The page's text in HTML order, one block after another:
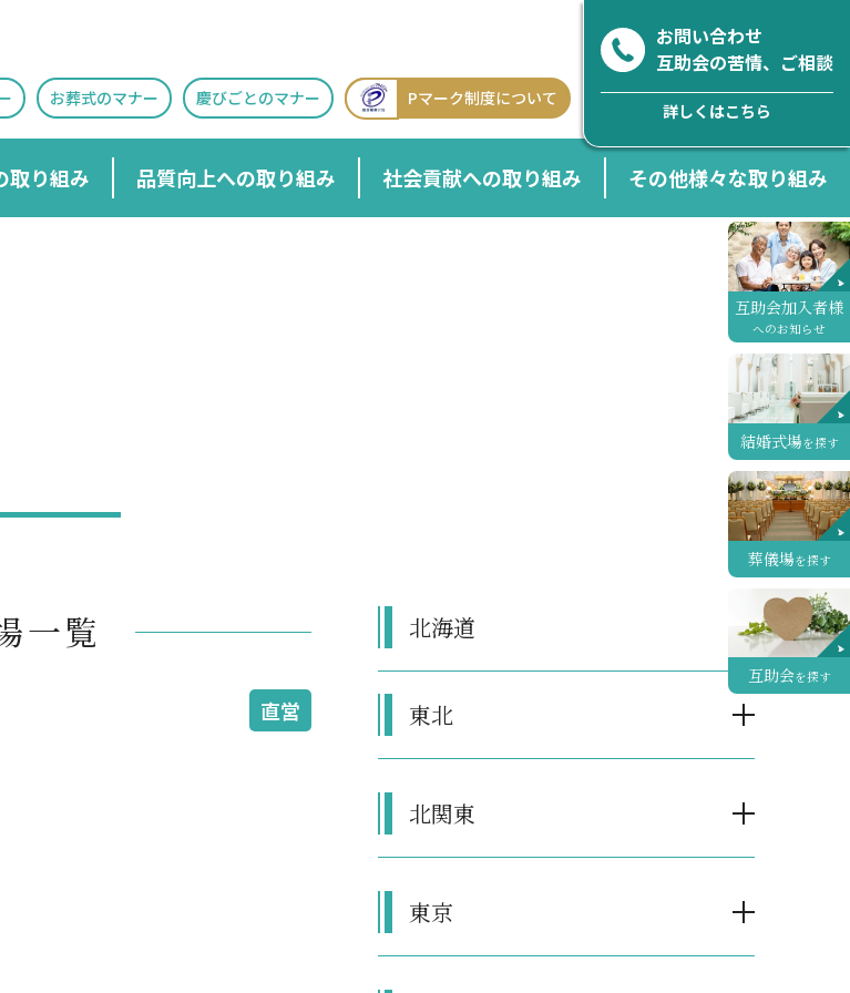
お葬式のマナー 慶びごとのマナー Pマーク制度について
取り組み 品質向上への取り組み 社会貢献への取り組み その他様々な取り組み
お問い合わせ
互助会の苦情、ご相談
詳しくはこちら
互助会加入者様
へのお知らせ
結婚式場を探す
葬儀場を探す
互助会を探す
北海道
東北
北関東
東京
一覧
直営